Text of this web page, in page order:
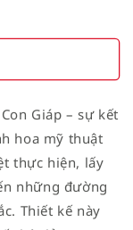
Giáp – sự kết
hoa mỹ thuật
thực hiện, lấy
những đường
Thiết kế này